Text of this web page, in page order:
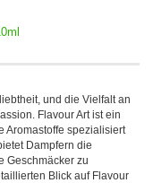
und die Vielfalt an
Flavour Art ist ein
Aromastoffe spezialisiert
Dampfern die
Geschmäcker zu
Blick auf Flavour